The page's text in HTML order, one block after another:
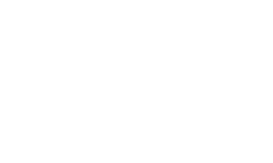
выраженным приятным ароматом. По размеру встречаются и
вкусом, тонкой кожицей и маслянистой мякотью.
дерево не более 2,5 метров высотой.